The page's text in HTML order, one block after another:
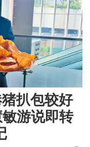
扒包较好
游说即转